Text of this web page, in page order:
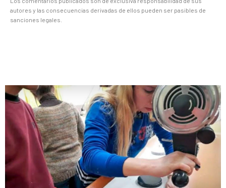
autores y las consecuencias derivadas de ellos pueden ser pasibles de
sanciones legales.